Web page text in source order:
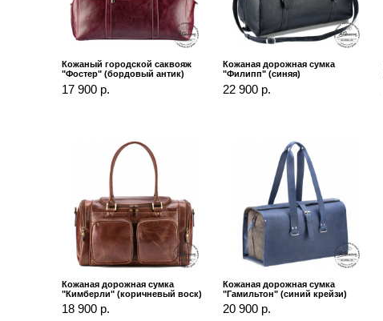
Кожаный городской саквояж
"Фостер" (бордовый антик)
17 900 р.
Кожаная дорожная сумка
"Филипп" (синяя)
22 900 р.
Кожаная дорожная сумка
"Кимберли" (коричневый воск)
18 900 р.
Кожаная дорожная сумка
"Гамильтон" (синий крейзи)
20 900 р.